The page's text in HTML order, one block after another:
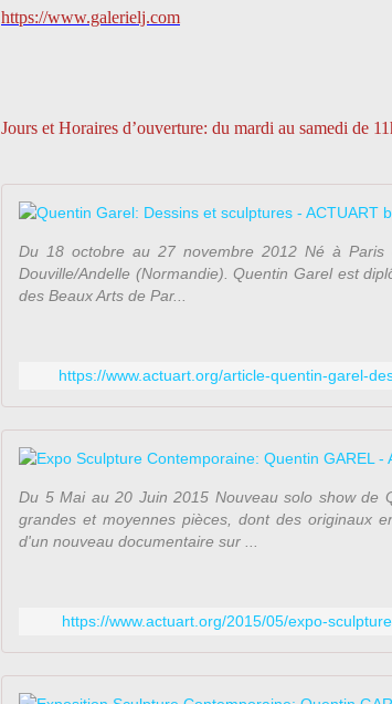
https://www.galerielj.com
Jours et Horaires d’ouverture: du mardi au samedi de
Du 18 octobre au 27 novembre 2012 Né à
Douville/Andelle (Normandie). Quentin Garel est
des Beaux Arts de Par...
https://www.actuart.org/article-quentin-garel-
Du 5 Mai au 20 Juin 2015 Nouveau solo show de
grandes et moyennes pièces, dont des originaux
d'un nouveau documentaire sur ...
https://www.actuart.org/2015/05/expo-